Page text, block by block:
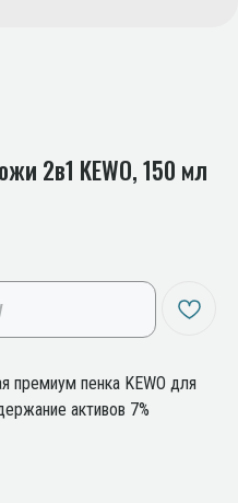
2в1 KEWO, 150 мл
премиум пенка KEWO для
активов 7%